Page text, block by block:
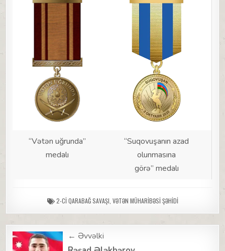
“Vətən uğrunda”
medalı
“Suqovuşanın azad
olunmasına
görə” medalı
2-CI QARABAĞ SAVAŞI VƏTƏN MÜHARIBƏSI ŞƏHIDI
Post ← Əvvəlki